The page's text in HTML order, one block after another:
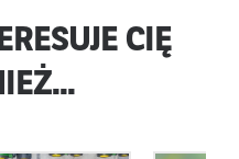
CIĘ